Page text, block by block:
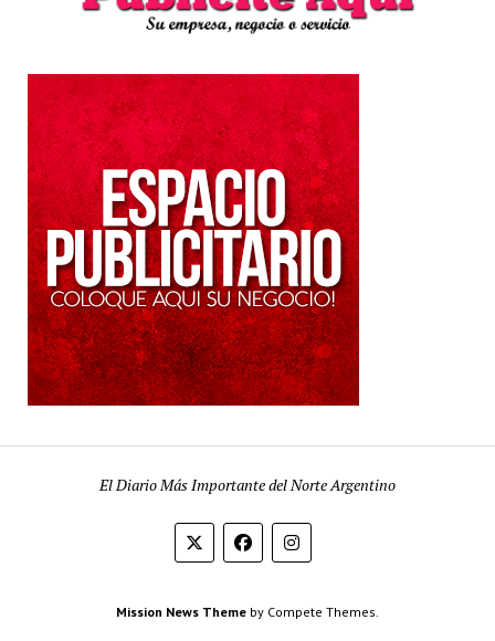
El Diario Más Importante del Norte Argentino
Mission News Theme by Compete Themes.